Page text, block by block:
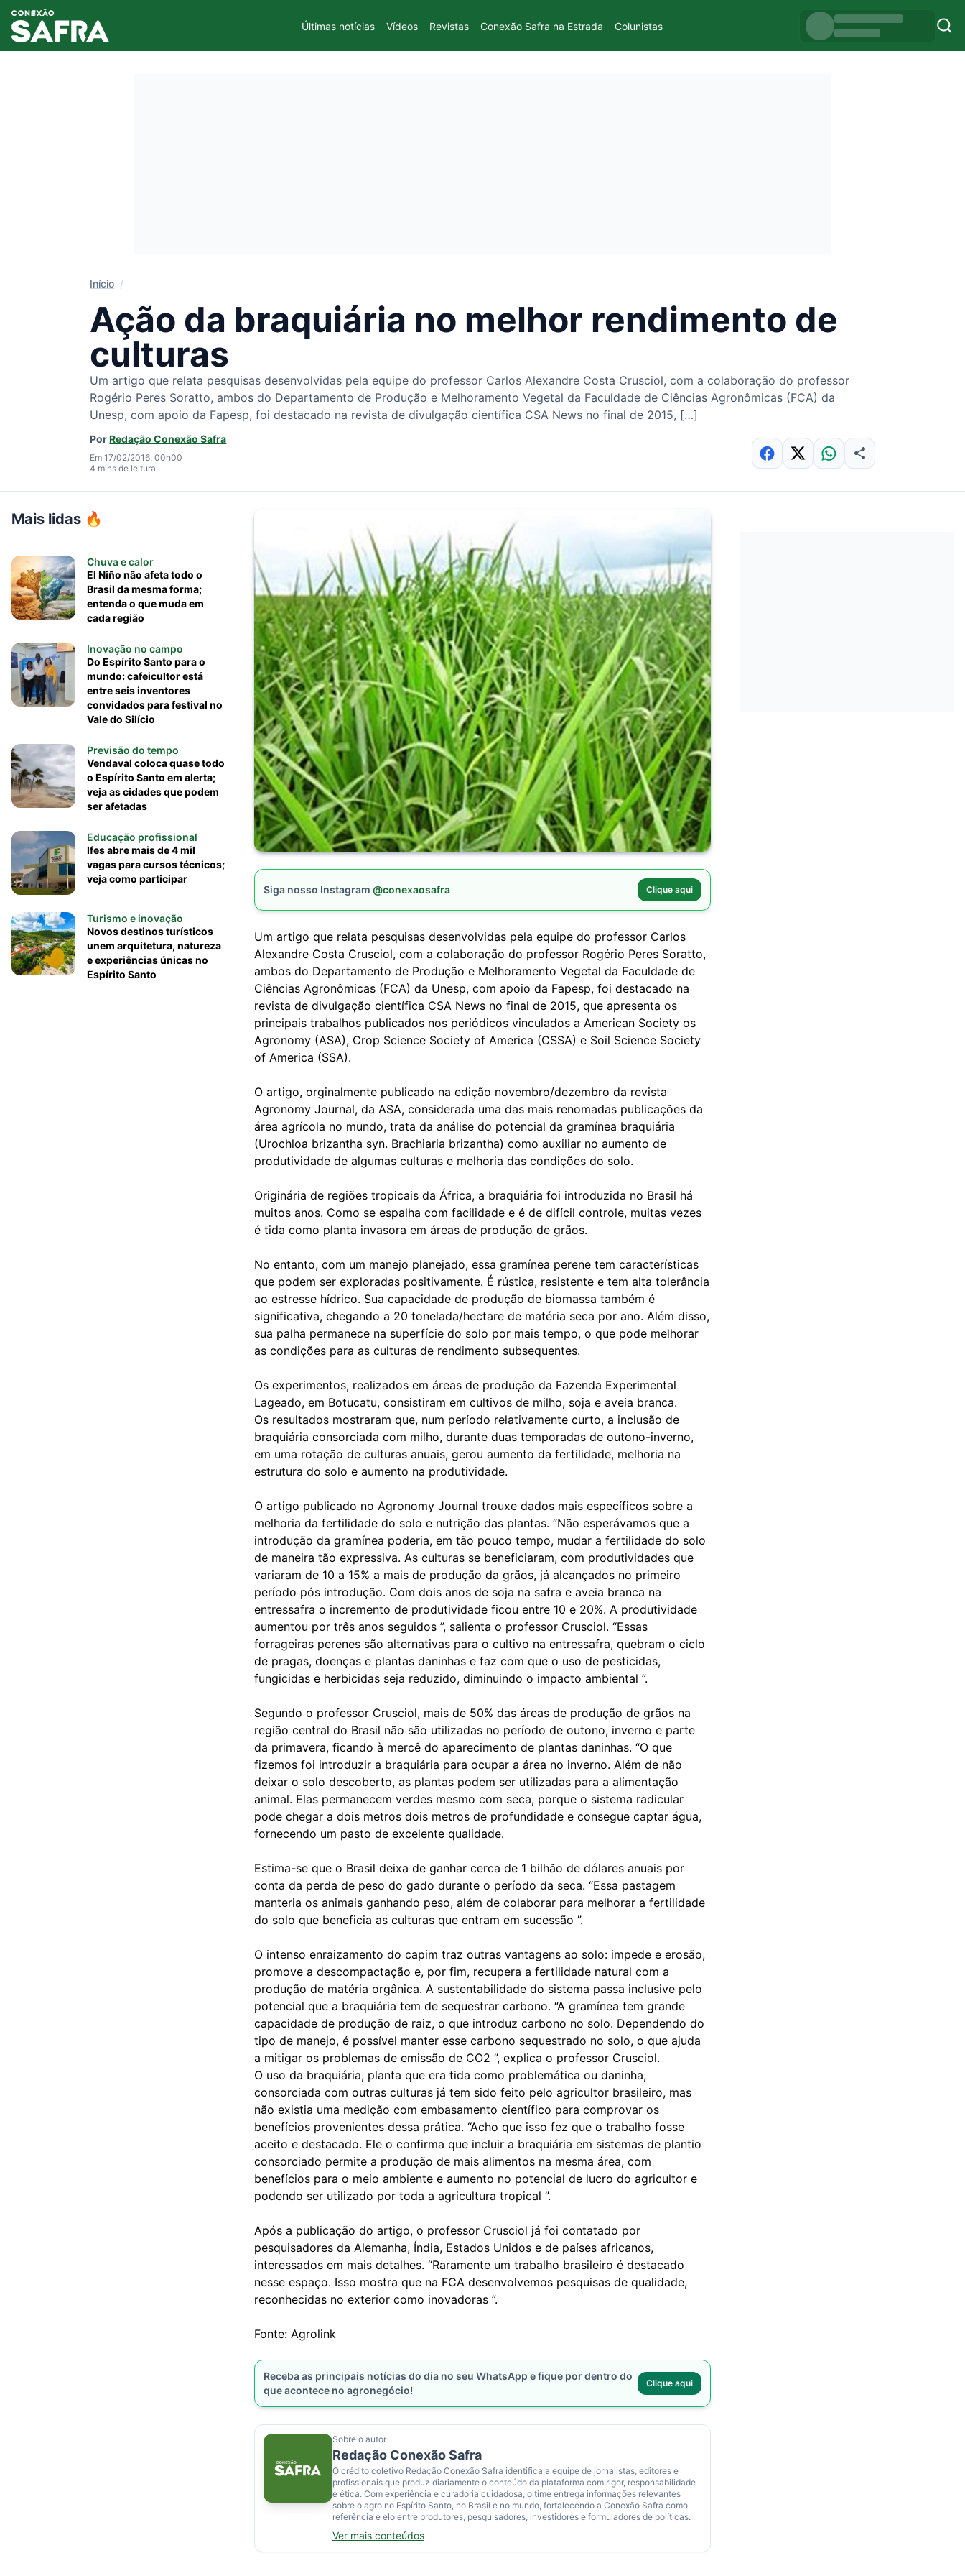
Últimas notícias Vídeos Revistas Conexão Safra na Estrada Colunistas
Início /
Ação da braquiária no melhor rendimento de
culturas
Um artigo que relata pesquisas desenvolvidas pela equipe do professor Carlos Alexandre Costa Crusciol, com a colaboração do professor
Rogério Peres Soratto, ambos do Departamento de Produção e Melhoramento Vegetal da Faculdade de Ciências Agronômicas (FCA) da
Unesp, com apoio da Fapesp, foi destacado na revista de divulgação científica CSA News no final de 2015, […]
PorRedação Conexão Safra
Em 17/02/2016, 00h00
4 mins de leitura
Mais lidas 🔥
Chuva e calor
El Niño não afeta todo o
Brasil da mesma forma;
entenda o que muda em
cada região
Inovação no campo
Do Espírito Santo para o
mundo: cafeicultor está
entre seis inventores
convidados para festival no
Vale do Silício
Previsão do tempo
Vendaval coloca quase todo
o Espírito Santo em alerta;
veja as cidades que podem
ser afetadas
Educação profissional
Ifes abre mais de 4 mil
vagas para cursos técnicos;
veja como participar
Turismo e inovação
Novos destinos turísticos
unem arquitetura, natureza
e experiências únicas no
Espírito Santo
Siga nosso Instagram @conexaosafra Clique aqui
Um artigo que relata pesquisas desenvolvidas pela equipe do professor Carlos
Alexandre Costa Crusciol, com a colaboração do professor Rogério Peres Soratto,
ambos do Departamento de Produção e Melhoramento Vegetal da Faculdade de
Ciências Agronômicas (FCA) da Unesp, com apoio da Fapesp, foi destacado na
revista de divulgação científica CSA News no final de 2015, que apresenta os
principais trabalhos publicados nos periódicos vinculados a American Society os
Agronomy (ASA), Crop Science Society of America (CSSA) e Soil Science Society
of America (SSA).
O artigo, orginalmente publicado na edição novembro/dezembro da revista
Agronomy Journal, da ASA, considerada uma das mais renomadas publicações da
área agrícola no mundo, trata da análise do potencial da gramínea braquiária
(Urochloa brizantha syn. Brachiaria brizantha) como auxiliar no aumento de
produtividade de algumas culturas e melhoria das condições do solo.
Originária de regiões tropicais da África, a braquiária foi introduzida no Brasil há
muitos anos. Como se espalha com facilidade e é de difícil controle, muitas vezes
é tida como planta invasora em áreas de produção de grãos.
No entanto, com um manejo planejado, essa gramínea perene tem características
que podem ser exploradas positivamente. É rústica, resistente e tem alta tolerância
ao estresse hídrico. Sua capacidade de produção de biomassa também é
significativa, chegando a 20 tonelada/hectare de matéria seca por ano. Além disso,
sua palha permanece na superfície do solo por mais tempo, o que pode melhorar
as condições para as culturas de rendimento subsequentes.
Os experimentos, realizados em áreas de produção da Fazenda Experimental
Lageado, em Botucatu, consistiram em cultivos de milho, soja e aveia branca.
Os resultados mostraram que, num período relativamente curto, a inclusão de
braquiária consorciada com milho, durante duas temporadas de outono-inverno,
em uma rotação de culturas anuais, gerou aumento da fertilidade, melhoria na
estrutura do solo e aumento na produtividade.
O artigo publicado no Agronomy Journal trouxe dados mais específicos sobre a
melhoria da fertilidade do solo e nutrição das plantas. “Não esperávamos que a
introdução da gramínea poderia, em tão pouco tempo, mudar a fertilidade do solo
de maneira tão expressiva. As culturas se beneficiaram, com produtividades que
variaram de 10 a 15% a mais de produção da grãos, já alcançados no primeiro
período pós introdução. Com dois anos de soja na safra e aveia branca na
entressafra o incremento de produtividade ficou entre 10 e 20%. A produtividade
aumentou por três anos seguidos ”, salienta o professor Crusciol. “Essas
forrageiras perenes são alternativas para o cultivo na entressafra, quebram o ciclo
de pragas, doenças e plantas daninhas e faz com que o uso de pesticidas,
fungicidas e herbicidas seja reduzido, diminuindo o impacto ambiental ”.
Segundo o professor Crusciol, mais de 50% das áreas de produção de grãos na
região central do Brasil não são utilizadas no período de outono, inverno e parte
da primavera, ficando à mercê do aparecimento de plantas daninhas. “O que
fizemos foi introduzir a braquiária para ocupar a área no inverno. Além de não
deixar o solo descoberto, as plantas podem ser utilizadas para a alimentação
animal. Elas permanecem verdes mesmo com seca, porque o sistema radicular
pode chegar a dois metros dois metros de profundidade e consegue captar água,
fornecendo um pasto de excelente qualidade.
Estima-se que o Brasil deixa de ganhar cerca de 1 bilhão de dólares anuais por
conta da perda de peso do gado durante o período da seca. “Essa pastagem
manteria os animais ganhando peso, além de colaborar para melhorar a fertilidade
do solo que beneficia as culturas que entram em sucessão ”.
O intenso enraizamento do capim traz outras vantagens ao solo: impede e erosão,
promove a descompactação e, por fim, recupera a fertilidade natural com a
produção de matéria orgânica. A sustentabilidade do sistema passa inclusive pelo
potencial que a braquiária tem de sequestrar carbono. “A gramínea tem grande
capacidade de produção de raiz, o que introduz carbono no solo. Dependendo do
tipo de manejo, é possível manter esse carbono sequestrado no solo, o que ajuda
a mitigar os problemas de emissão de CO2 ”, explica o professor Crusciol.
O uso da braquiária, planta que era tida como problemática ou daninha,
consorciada com outras culturas já tem sido feito pelo agricultor brasileiro, mas
não existia uma medição com embasamento científico para comprovar os
benefícios provenientes dessa prática. “Acho que isso fez que o trabalho fosse
aceito e destacado. Ele o confirma que incluir a braquiária em sistemas de plantio
consorciado permite a produção de mais alimentos na mesma área, com
benefícios para o meio ambiente e aumento no potencial de lucro do agricultor e
podendo ser utilizado por toda a agricultura tropical ”.
Após a publicação do artigo, o professor Crusciol já foi contatado por
pesquisadores da Alemanha, Índia, Estados Unidos e de países africanos,
interessados em mais detalhes. “Raramente um trabalho brasileiro é destacado
nesse espaço. Isso mostra que na FCA desenvolvemos pesquisas de qualidade,
reconhecidas no exterior como inovadoras ”.
Fonte: Agrolink
Receba as principais notícias do dia no seu WhatsApp e fique por dentro do
que acontece no agronegócio!
Clique aqui
Sobre o autor
Redação Conexão Safra
O crédito coletivo Redação Conexão Safra identifica a equipe de jornalistas, editores e
profissionais que produz diariamente o conteúdo da plataforma com rigor, responsabilidade
e ética. Com experiência e curadoria cuidadosa, o time entrega informações relevantes
sobre o agro no Espírito Santo, no Brasil e no mundo, fortalecendo a Conexão Safra como
referência e elo entre produtores, pesquisadores, investidores e formuladores de políticas.
Ver mais conteúdos